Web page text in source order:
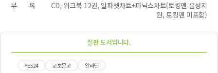
부 록
CD, 워크북 12권, 알파벳차트+파닉스차트(토킹펜 음성지
원, 토킹펜 미포함)
절판 도서입니다.
YES24 교보문고 알라딘